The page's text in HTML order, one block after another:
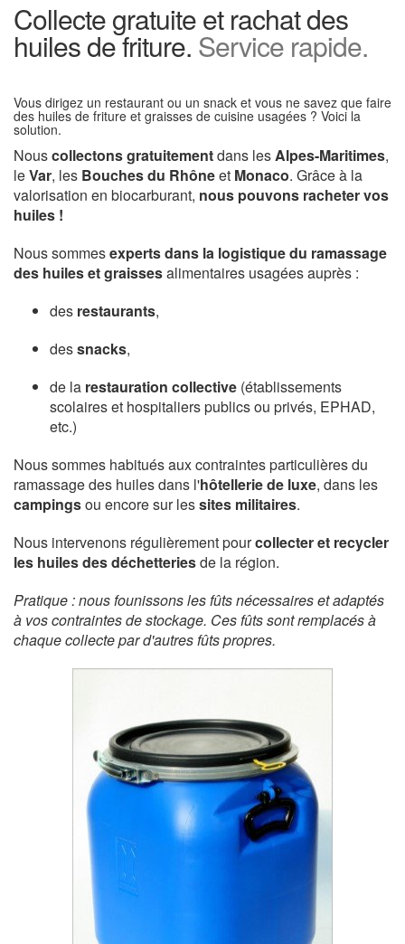
Collecte gratuite et rachat des
huiles de friture. Service rapide.
Vous dirigez un restaurant ou un snack et vous ne savez que faire
des huiles de friture et graisses de cuisine usagées ? Voici la
solution.
Nouscollectons gratuitementdans lesAlpes-Maritimes,
leVar, les Bouches du Rhôneet Monaco. Grâce à la
valorisation en biocarburant, nous pouvons racheter vos
huiles !
Nous sommesexperts dans la logistique du ramassage
des huiles et graissesalimentaires usagées auprès :
des restaurants,
dessnacks,
de la restauration collective (établissements
scolaires et hospitaliers publics ou privés, EPHAD,
etc.)
Nous sommes habitués aux contraintes particulières du
ramassage des huiles dans l'hôtellerie de luxe, dans les
campingsou encore sur lessites militaires.
Nous intervenons régulièrement pourcollecter et recycler
les huiles des déchetteriesde la région.
Pratique : nous founissons les fûts nécessaires et adaptés
à vos contraintes de stockage. Ces fûts sont remplacés à
chaque collecte par d'autres fûts propres.